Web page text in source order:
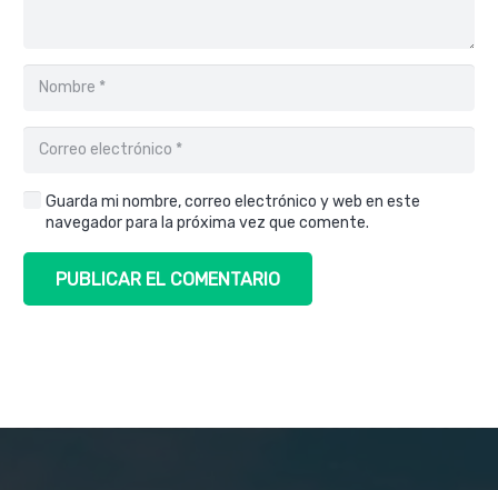
Guarda mi nombre, correo electrónico y web en este
navegador para la próxima vez que comente.
PUBLICAR EL COMENTARIO